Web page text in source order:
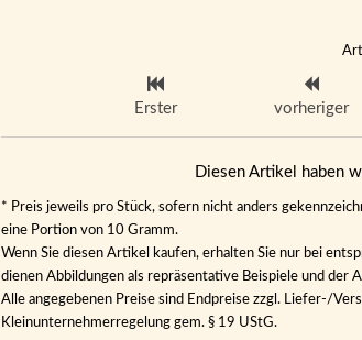
Erster vorheriger
Diesen Artikel haben
* Preis jeweils pro Stück, sofern nicht anders
eine Portion von 10 Gramm.
Wenn Sie diesen Artikel kaufen, erhalten Sie nur bei
dienen Abbildungen als repräsentative Beispiele und der
Alle angegebenen Preise sind Endpreise zzgl. Liefer-/
Kleinunternehmerregelung gem. § 19 UStG.